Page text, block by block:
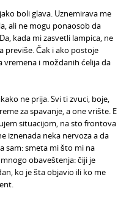
boli glava. Uznemirava me
ali ne mogu ponaosob da
kada mi zasvetli lampica, ne
previše. Čak i ako postoje
i moždanih ćelija da
ne prija. Svi ti zvuci, boje,
za spavanje, a one vrište. E
situacijom, na sto frontova
iznenada neka nervoza a da
sam: smeta mi što mi na
obaveštenja: čiji je
ko je šta objavio ili ko me